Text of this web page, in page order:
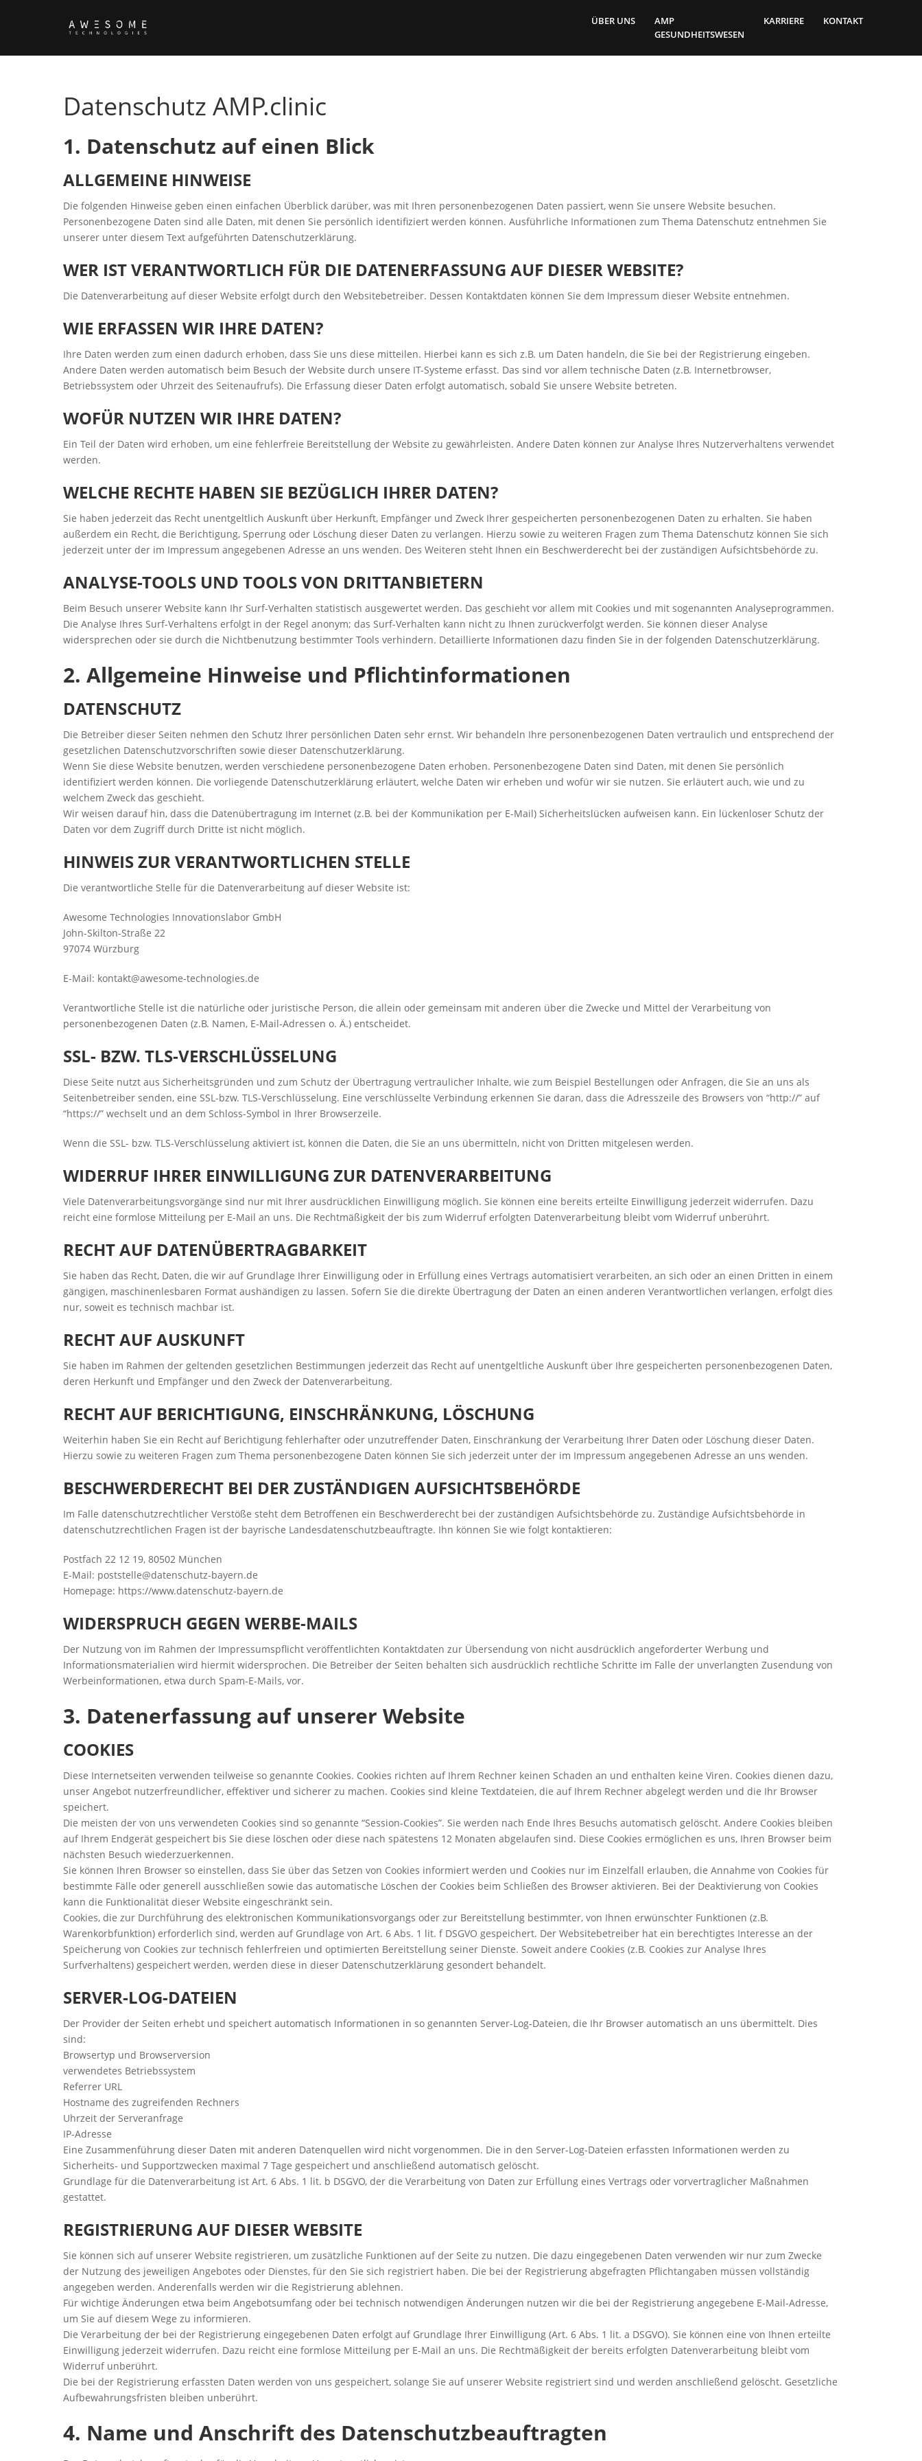
ÜBER UNS
AMP
GESUNDHEITSWESEN
KARRIERE KONTAKT
Datenschutz AMP.clinic
1. Datenschutz auf einen Blick
ALLGEMEINE HINWEISE
Die folgenden Hinweise geben einen einfachen Überblick darüber, was mit Ihren personenbezogenen Daten passiert, wenn Sie unsere Website besuchen.
Personenbezogene Daten sind alle Daten, mit denen Sie persönlich identifiziert werden können. Ausführliche Informationen zum Thema Datenschutz entnehmen Sie
unserer unter diesem Text aufgeführten Datenschutzerklärung.
WER IST VERANTWORTLICH FÜR DIE DATENERFASSUNG AUF DIESER WEBSITE?
Die Datenverarbeitung auf dieser Website erfolgt durch den Websitebetreiber. Dessen Kontaktdaten können Sie dem Impressum dieser Website entnehmen.
WIE ERFASSEN WIR IHRE DATEN?
Ihre Daten werden zum einen dadurch erhoben, dass Sie uns diese mitteilen. Hierbei kann es sich z.B. um Daten handeln, die Sie bei der Registrierung eingeben.
Andere Daten werden automatisch beim Besuch der Website durch unsere IT-Systeme erfasst. Das sind vor allem technische Daten (z.B. Internetbrowser,
Betriebssystem oder Uhrzeit des Seitenaufrufs). Die Erfassung dieser Daten erfolgt automatisch, sobald Sie unsere Website betreten.
WOFÜR NUTZEN WIR IHRE DATEN?
Ein Teil der Daten wird erhoben, um eine fehlerfreie Bereitstellung der Website zu gewährleisten. Andere Daten können zur Analyse Ihres Nutzerverhaltens verwendet
werden.
WELCHE RECHTE HABEN SIE BEZÜGLICH IHRER DATEN?
Sie haben jederzeit das Recht unentgeltlich Auskunft über Herkunft, Empfänger und Zweck Ihrer gespeicherten personenbezogenen Daten zu erhalten. Sie haben
außerdem ein Recht, die Berichtigung, Sperrung oder Löschung dieser Daten zu verlangen. Hierzu sowie zu weiteren Fragen zum Thema Datenschutz können Sie sich
jederzeit unter der im Impressum angegebenen Adresse an uns wenden. Des Weiteren steht Ihnen ein Beschwerderecht bei der zuständigen Aufsichtsbehörde zu.
ANALYSE-TOOLS UND TOOLS VON DRITTANBIETERN
Beim Besuch unserer Website kann Ihr Surf-Verhalten statistisch ausgewertet werden. Das geschieht vor allem mit Cookies und mit sogenannten Analyseprogrammen.
Die Analyse Ihres Surf-Verhaltens erfolgt in der Regel anonym; das Surf-Verhalten kann nicht zu Ihnen zurückverfolgt werden. Sie können dieser Analyse
widersprechen oder sie durch die Nichtbenutzung bestimmter Tools verhindern. Detaillierte Informationen dazu finden Sie in der folgenden Datenschutzerklärung.
2. Allgemeine Hinweise und Pflichtinformationen
DATENSCHUTZ
Die Betreiber dieser Seiten nehmen den Schutz Ihrer persönlichen Daten sehr ernst. Wir behandeln Ihre personenbezogenen Daten vertraulich und entsprechend der
gesetzlichen Datenschutzvorschriften sowie dieser Datenschutzerklärung.
Wenn Sie diese Website benutzen, werden verschiedene personenbezogene Daten erhoben. Personenbezogene Daten sind Daten, mit denen Sie persönlich
identifiziert werden können. Die vorliegende Datenschutzerklärung erläutert, welche Daten wir erheben und wofür wir sie nutzen. Sie erläutert auch, wie und zu
welchem Zweck das geschieht.
Wir weisen darauf hin, dass die Datenübertragung im Internet (z.B. bei der Kommunikation per E-Mail) Sicherheitslücken aufweisen kann. Ein lückenloser Schutz der
Daten vor dem Zugriff durch Dritte ist nicht möglich.
HINWEIS ZUR VERANTWORTLICHEN STELLE
Die verantwortliche Stelle für die Datenverarbeitung auf dieser Website ist:
Awesome Technologies Innovationslabor GmbH
John-Skilton-Straße 22
97074 Würzburg
E-Mail: kontakt@awesome-technologies.de
Verantwortliche Stelle ist die natürliche oder juristische Person, die allein oder gemeinsam mit anderen über die Zwecke und Mittel der Verarbeitung von
personenbezogenen Daten (z.B. Namen, E-Mail-Adressen o. Ä.) entscheidet.
SSL- BZW. TLS-VERSCHLÜSSELUNG
Diese Seite nutzt aus Sicherheitsgründen und zum Schutz der Übertragung vertraulicher Inhalte, wie zum Beispiel Bestellungen oder Anfragen, die Sie an uns als
Seitenbetreiber senden, eine SSL-bzw. TLS-Verschlüsselung. Eine verschlüsselte Verbindung erkennen Sie daran, dass die Adresszeile des Browsers von “http://” auf
“https://” wechselt und an dem Schloss-Symbol in Ihrer Browserzeile.
Wenn die SSL- bzw. TLS-Verschlüsselung aktiviert ist, können die Daten, die Sie an uns übermitteln, nicht von Dritten mitgelesen werden.
WIDERRUF IHRER EINWILLIGUNG ZUR DATENVERARBEITUNG
Viele Datenverarbeitungsvorgänge sind nur mit Ihrer ausdrücklichen Einwilligung möglich. Sie können eine bereits erteilte Einwilligung jederzeit widerrufen. Dazu
reicht eine formlose Mitteilung per E-Mail an uns. Die Rechtmäßigkeit der bis zum Widerruf erfolgten Datenverarbeitung bleibt vom Widerruf unberührt.
RECHT AUF DATENÜBERTRAGBARKEIT
Sie haben das Recht, Daten, die wir auf Grundlage Ihrer Einwilligung oder in Erfüllung eines Vertrags automatisiert verarbeiten, an sich oder an einen Dritten in einem
gängigen, maschinenlesbaren Format aushändigen zu lassen. Sofern Sie die direkte Übertragung der Daten an einen anderen Verantwortlichen verlangen, erfolgt dies
nur, soweit es technisch machbar ist.
RECHT AUF AUSKUNFT
Sie haben im Rahmen der geltenden gesetzlichen Bestimmungen jederzeit das Recht auf unentgeltliche Auskunft über Ihre gespeicherten personenbezogenen Daten,
deren Herkunft und Empfänger und den Zweck der Datenverarbeitung.
RECHT AUF BERICHTIGUNG, EINSCHRÄNKUNG, LÖSCHUNG
Weiterhin haben Sie ein Recht auf Berichtigung fehlerhafter oder unzutreffender Daten, Einschränkung der Verarbeitung Ihrer Daten oder Löschung dieser Daten.
Hierzu sowie zu weiteren Fragen zum Thema personenbezogene Daten können Sie sich jederzeit unter der im Impressum angegebenen Adresse an uns wenden.
BESCHWERDERECHT BEI DER ZUSTÄNDIGEN AUFSICHTSBEHÖRDE
Im Falle datenschutzrechtlicher Verstöße steht dem Betroffenen ein Beschwerderecht bei der zuständigen Aufsichtsbehörde zu. Zuständige Aufsichtsbehörde in
datenschutzrechtlichen Fragen ist der bayrische Landesdatenschutzbeauftragte. Ihn können Sie wie folgt kontaktieren:
Postfach 22 12 19, 80502 München
E-Mail: poststelle@datenschutz-bayern.de
Homepage: https://www.datenschutz-bayern.de
WIDERSPRUCH GEGEN WERBE-MAILS
Der Nutzung von im Rahmen der Impressumspflicht veröffentlichten Kontaktdaten zur Übersendung von nicht ausdrücklich angeforderter Werbung und
Informationsmaterialien wird hiermit widersprochen. Die Betreiber der Seiten behalten sich ausdrücklich rechtliche Schritte im Falle der unverlangten Zusendung von
Werbeinformationen, etwa durch Spam-E-Mails, vor.
3. Datenerfassung auf unserer Website
COOKIES
Diese Internetseiten verwenden teilweise so genannte Cookies. Cookies richten auf Ihrem Rechner keinen Schaden an und enthalten keine Viren. Cookies dienen dazu,
unser Angebot nutzerfreundlicher, effektiver und sicherer zu machen. Cookies sind kleine Textdateien, die auf Ihrem Rechner abgelegt werden und die Ihr Browser
speichert.
Die meisten der von uns verwendeten Cookies sind so genannte “Session-Cookies”. Sie werden nach Ende Ihres Besuchs automatisch gelöscht. Andere Cookies bleiben
auf Ihrem Endgerät gespeichert bis Sie diese löschen oder diese nach spätestens 12 Monaten abgelaufen sind. Diese Cookies ermöglichen es uns, Ihren Browser beim
nächsten Besuch wiederzuerkennen.
Sie können Ihren Browser so einstellen, dass Sie über das Setzen von Cookies informiert werden und Cookies nur im Einzelfall erlauben, die Annahme von Cookies für
bestimmte Fälle oder generell ausschließen sowie das automatische Löschen der Cookies beim Schließen des Browser aktivieren. Bei der Deaktivierung von Cookies
kann die Funktionalität dieser Website eingeschränkt sein.
Cookies, die zur Durchführung des elektronischen Kommunikationsvorgangs oder zur Bereitstellung bestimmter, von Ihnen erwünschter Funktionen (z.B.
Warenkorbfunktion) erforderlich sind, werden auf Grundlage von Art. 6 Abs. 1 lit. f DSGVO gespeichert. Der Websitebetreiber hat ein berechtigtes Interesse an der
Speicherung von Cookies zur technisch fehlerfreien und optimierten Bereitstellung seiner Dienste. Soweit andere Cookies (z.B. Cookies zur Analyse Ihres
Surfverhaltens) gespeichert werden, werden diese in dieser Datenschutzerklärung gesondert behandelt.
SERVER-LOG-DATEIEN
Der Provider der Seiten erhebt und speichert automatisch Informationen in so genannten Server-Log-Dateien, die Ihr Browser automatisch an uns übermittelt. Dies
sind:
Browsertyp und Browserversion
verwendetes Betriebssystem
Referrer URL
Hostname des zugreifenden Rechners
Uhrzeit der Serveranfrage
IP-Adresse
Eine Zusammenführung dieser Daten mit anderen Datenquellen wird nicht vorgenommen. Die in den Server-Log-Dateien erfassten Informationen werden zu
Sicherheits- und Supportzwecken maximal 7 Tage gespeichert und anschließend automatisch gelöscht.
Grundlage für die Datenverarbeitung ist Art. 6 Abs. 1 lit. b DSGVO, der die Verarbeitung von Daten zur Erfüllung eines Vertrags oder vorvertraglicher Maßnahmen
gestattet.
REGISTRIERUNG AUF DIESER WEBSITE
Sie können sich auf unserer Website registrieren, um zusätzliche Funktionen auf der Seite zu nutzen. Die dazu eingegebenen Daten verwenden wir nur zum Zwecke
der Nutzung des jeweiligen Angebotes oder Dienstes, für den Sie sich registriert haben. Die bei der Registrierung abgefragten Pflichtangaben müssen vollständig
angegeben werden. Anderenfalls werden wir die Registrierung ablehnen.
Für wichtige Änderungen etwa beim Angebotsumfang oder bei technisch notwendigen Änderungen nutzen wir die bei der Registrierung angegebene E-Mail-Adresse,
um Sie auf diesem Wege zu informieren.
Die Verarbeitung der bei der Registrierung eingegebenen Daten erfolgt auf Grundlage Ihrer Einwilligung (Art. 6 Abs. 1 lit. a DSGVO). Sie können eine von Ihnen erteilte
Einwilligung jederzeit widerrufen. Dazu reicht eine formlose Mitteilung per E-Mail an uns. Die Rechtmäßigkeit der bereits erfolgten Datenverarbeitung bleibt vom
Widerruf unberührt.
Die bei der Registrierung erfassten Daten werden von uns gespeichert, solange Sie auf unserer Website registriert sind und werden anschließend gelöscht. Gesetzliche
Aufbewahrungsfristen bleiben unberührt.
4. Name und Anschrift des Datenschutzbeauftragten